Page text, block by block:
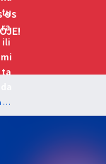
os
PP MT - Polícia Penal do Mato Grosso - Geografia, História e Economia do Mato Grosso para o Cargo: Policial Penal - Professor: Admilson Costa